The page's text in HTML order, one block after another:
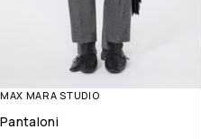
MAX MARA STUDIO
Pantaloni